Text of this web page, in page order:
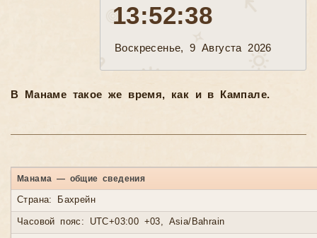
13:52:40
Воскресенье, 9 Августа 2026
В Манаме такое же время, как и в Кампале.
Манама — общие сведения
Страна: Бахрейн
Часовой пояс: UTC+03:00 +03, Asia/Bahrain